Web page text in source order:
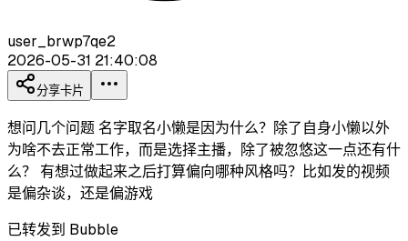
user_brwp7qe2
2026-05-31 21:40:08
分享卡片
想问几个问题 名字取名小懒是因为什么？除了自身小懒以外
为啥不去正常工作，而是选择主播，除了被忽悠这一点还有什
么？ 有想过做起来之后打算偏向哪种风格吗？比如发的视频
是偏杂谈，还是偏游戏
已转发到 Bubble